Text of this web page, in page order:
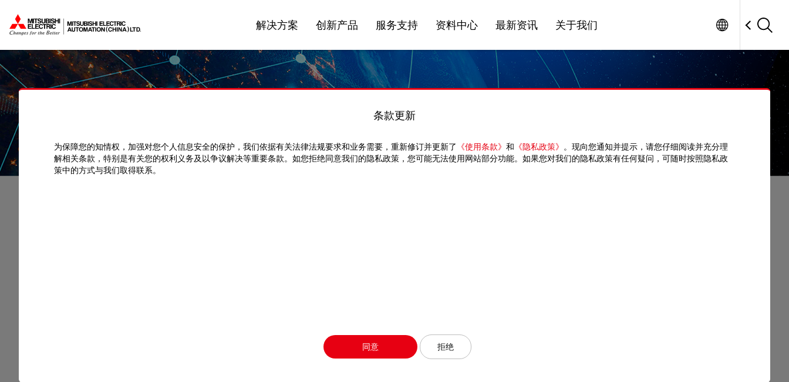
解决方案 创新产品 服务支持 资料中心 最新资讯 关于我们
Factory Automation
资料中心 手册
请输入您要查找的文件名称和文件编号，关键词中间请不要带空格进行搜索。
条款更新
为保障您的知情权，加强对您个人信息安全的保护，我们依据有关法律法规要求和业务需要，重新修订并更新了 《使用条款》 和 《隐私政策》 。现向您通知并提示，请您仔细阅读并充分理
解相关条款，特别是有关您的权利义务及以争议解决等重要条款。如您拒绝同意我们的隐私政策，您可能无法使用网站部分功能。如果您对我们的隐私政策有任何疑问，可随时按照隐私政
策中的方式与我们取得联系。
同意 拒绝